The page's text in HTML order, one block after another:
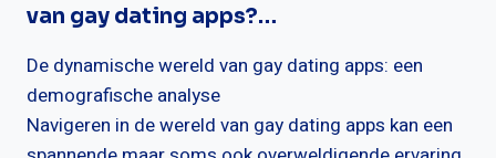
van gay dating apps?…
De dynamische wereld van gay dating apps: een
demografische analyse
Navigeren in de wereld van gay dating apps kan een